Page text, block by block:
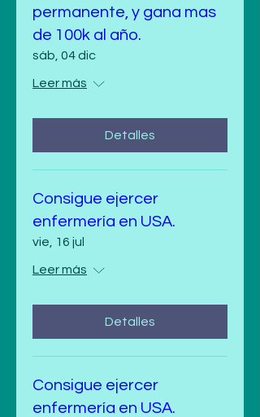
permanente, y gana mas
de 100k al año.
sáb, 04 dic
Leer más
Detalles
Consigue ejercer
enfermería en USA.
vie, 16 jul
Leer más
Detalles
Consigue ejercer
enfermería en USA.